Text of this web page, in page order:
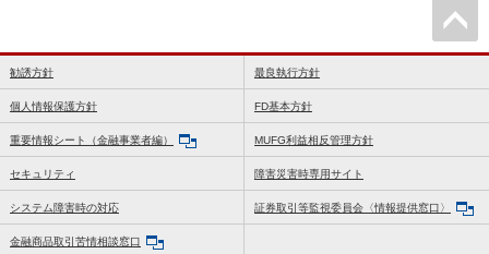
勧誘方針 最良執行方針
個人情報保護方針 FD基本方針
重要情報シート（金融事業者編） MUFG利益相反管理方針
セキュリティ 障害災害時専用サイト
システム障害時の対応 証券取引等監視委員会〈情報提供窓口〉
金融商品取引苦情相談窓口